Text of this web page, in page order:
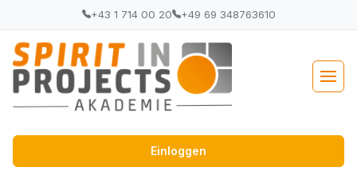
+43 1 714 00 20 +49 69 348763610
Einloggen